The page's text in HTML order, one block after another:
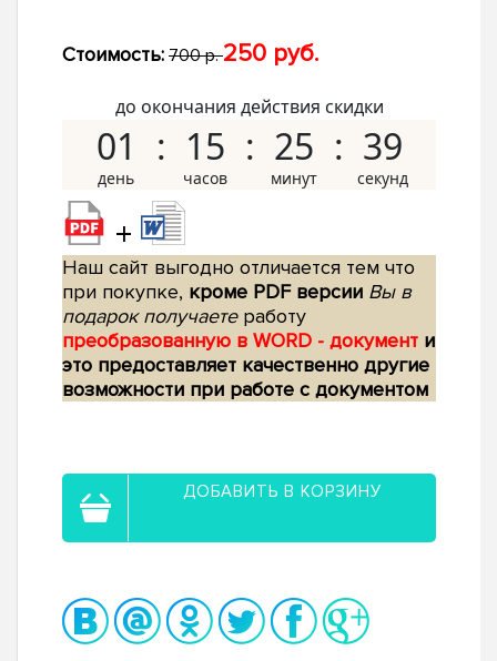
Стоимость: 700 р.250 руб.
до окончания действия скидки
01 15 25 38
+
Наш сайт выгодно отличается тем что
при покупке, кроме PDF версии Вы в
подарок получаетеработу
преобразованную в WORD - документ и
это предоставляет качественно другие
возможности при работе с документом
ДОБАВИТЬ В КОРЗИНУ